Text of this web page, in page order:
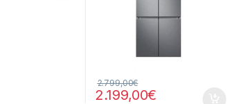
2.199,00€
2.799,00€